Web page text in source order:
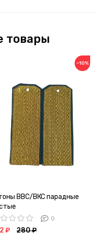
товары
−10%
ВВС/ВКС парадные
0
₽ 280 ₽